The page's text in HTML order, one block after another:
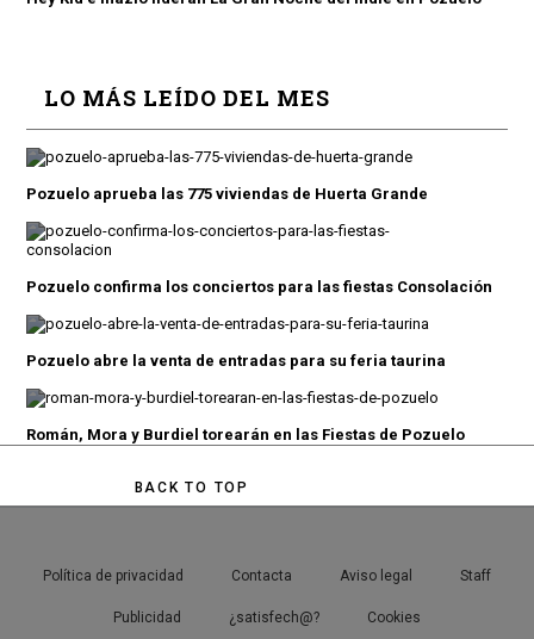
LO MÁS LEÍDO DEL MES
Pozuelo aprueba las 775 viviendas de Huerta Grande
Pozuelo confirma los conciertos para las fiestas Consolación
Pozuelo abre la venta de entradas para su feria taurina
Román, Mora y Burdiel torearán en las Fiestas de Pozuelo
BACK TO TOP
Política de privacidad Contacta Aviso legal Staff
Publicidad ¿satisfech@? Cookies